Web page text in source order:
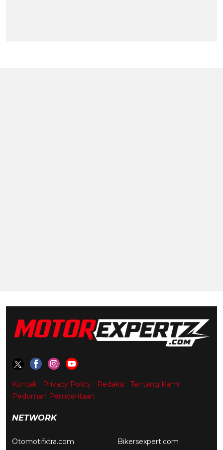
Kontak Privacy Policy Redaksi
Tentang Kami
Pedoman Pemberitaan
NETWORK
Otomotifxtra.com Bikersexpert.com